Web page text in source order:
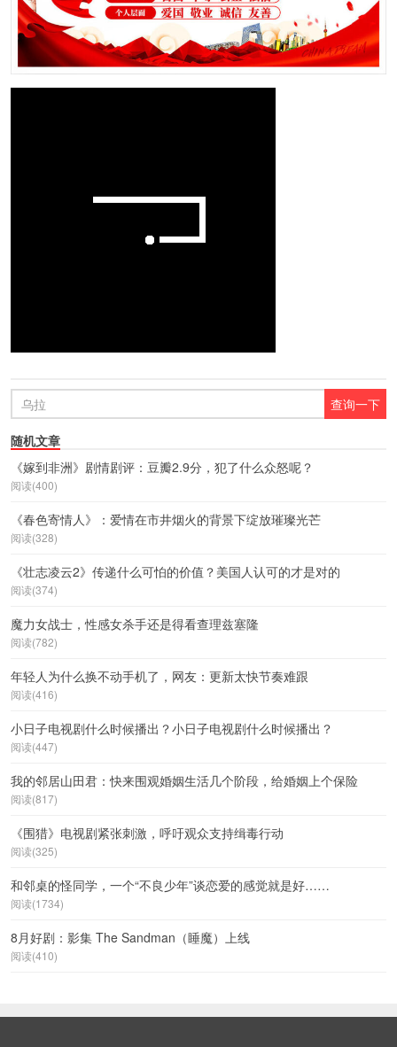
随机文章
《嫁到非洲》剧情剧评：豆瓣2.9分，犯了什么众怒呢？
阅读(400)
《春色寄情人》：爱情在市井烟火的背景下绽放璀璨光芒
阅读(328)
《壮志凌云2》传递什么可怕的价值？美国人认可的才是对的
阅读(374)
魔力女战士，性感女杀手还是得看查理兹塞隆
阅读(782)
年轻人为什么换不动手机了，网友：更新太快节奏难跟
阅读(416)
小日子电视剧什么时候播出？小日子电视剧什么时候播出？
阅读(447)
我的邻居山田君：快来围观婚姻生活几个阶段，给婚姻上个保险
阅读(817)
《围猎》电视剧紧张刺激，呼吁观众支持缉毒行动
阅读(325)
和邻桌的怪同学，一个“不良少年”谈恋爱的感觉就是好……
阅读(1734)
8月好剧：影集 The Sandman（睡魔）上线
阅读(410)